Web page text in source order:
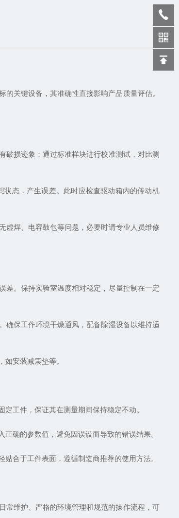
关键设备，其准确性直接影响产品质量评估。
破损迹象；通过标准样块进行校准测试，对比测
态，产生误差。此时应检查驱动箱内的传动机
焊、电容鼓包等问题，必要时请专业人员维修
。保持实验室温度相对稳定，尽量控制在一定
保工作环境干燥通风，配备除湿设备以维持适
安装减震垫等。
工件，保证其在测量期间保持稳定不动。
确的参数值，避免因误设而导致的错误结果。
合于工件表面，遵循制造商推荐的使用方法。
维护、严格的环境管理和规范的操作流程，可